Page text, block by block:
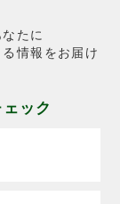
たに
情報をお届け
ック